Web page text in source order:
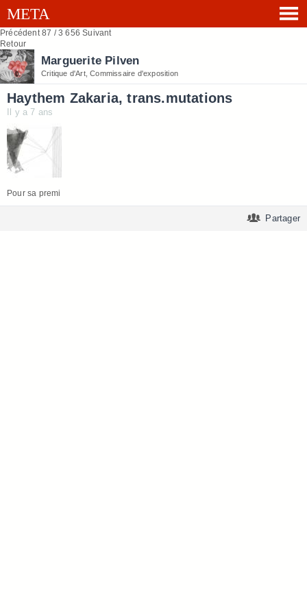
Précédent 87 / 3 656 Suivant
Retour
Marguerite Pilven
Critique d'Art, Commissaire d'exposition
Haythem Zakaria, trans.mutations
Il y a 7 ans
Pour sa premi
Partager